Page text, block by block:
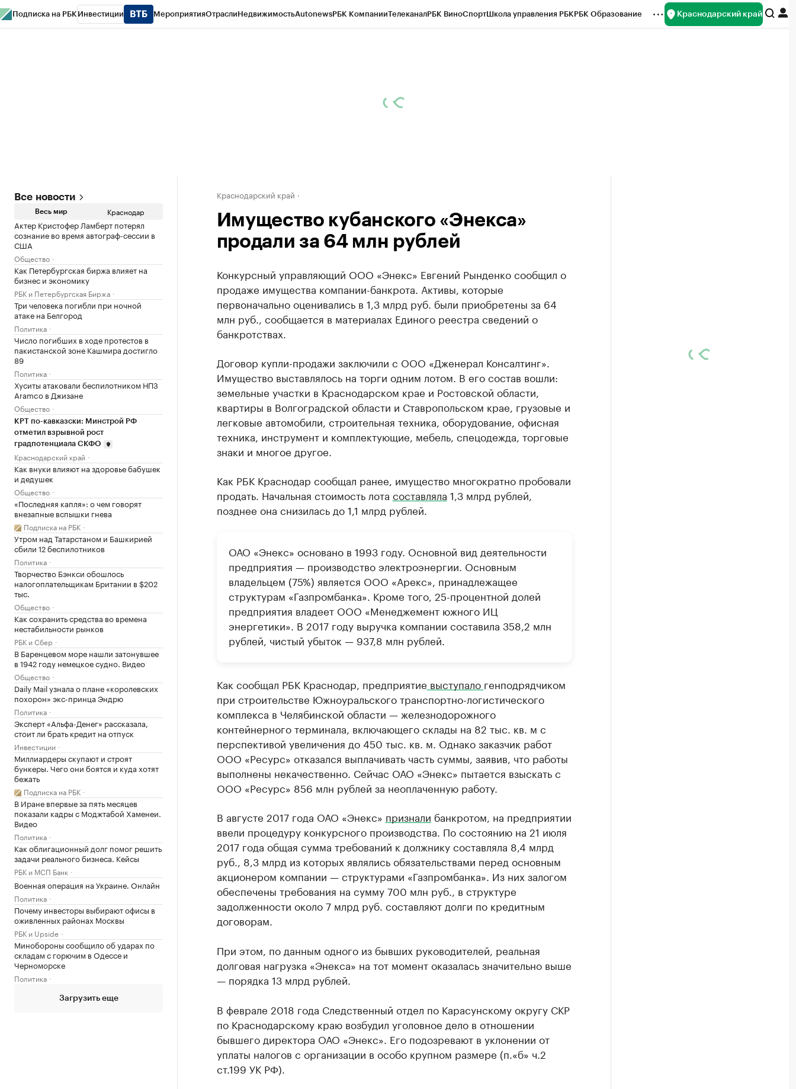
Подписка на РБК Инвестиции МероприятияОтраслиНедвижимостьAutonewsРБК КомпанииТелеканалРБК ВиноСпортШкола управления РБКРБК Образование Краснодарский край
Все новости
Весь мир Краснодар
Актер Кристофер Ламберт потерял
сознание во время автограф-сессии в
США
Общество
Как Петербургская биржа влияет на
бизнес и экономику
РБК и Петербургская Биржа
Три человека погибли при ночной
атаке на Белгород
Политика
Число погибших в ходе протестов в
пакистанской зоне Кашмира достигло
89
Политика
Хуситы атаковали беспилотником НПЗ
Aramco в Джизане
Общество
КРТ по-кавказски: Минстрой РФ
отметил взрывной рост
градпотенциала СКФО
Краснодарский край
Как внуки влияют на здоровье бабушек
и дедушек
Общество
«Последняя капля»: о чем говорят
внезапные вспышки гнева
Подписка на РБК
Утром над Татарстаном и Башкирией
сбили 12 беспилотников
Политика
Творчество Бэнкси обошлось
налогоплательщикам Британии в $202
тыс.
Общество
Как сохранить средства во времена
нестабильности рынков
РБК и Сбер
В Баренцевом море нашли затонувшее
в 1942 году немецкое судно. Видео
Общество
Daily Mail узнала о плане «королевских
похорон» экс-принца Эндрю
Политика
Эксперт «Альфа-Денег» рассказала,
стоит ли брать кредит на отпуск
Инвестиции
Миллиардеры скупают и строят
бункеры. Чего они боятся и куда хотят
бежать
Подписка на РБК
В Иране впервые за пять месяцев
показали кадры с Моджтабой Хаменеи.
Видео
Политика
Как облигационный долг помог решить
задачи реального бизнеса. Кейсы
РБК и МСП Банк
Военная операция на Украине. Онлайн
Политика
Почему инвесторы выбирают офисы в
оживленных районах Москвы
РБК и Upside
Минобороны сообщило об ударах по
складам с горючим в Одессе и
Черноморске
Политика
Загрузить еще
Краснодарский край
Имущество кубанского «Энекса»
продали за 64 млн рублей
Конкурсный управляющий ООО «Энекс» Евгений Рынденко сообщил о
продаже имущества компании-банкрота. Активы, которые
первоначально оценивались в 1,3 млрд руб. были приобретены за 64
млн руб., сообщается в материалах Единого реестра сведений о
банкротствах.
Договор купли-продажи заключили с ООО «Дженерал Консалтинг».
Имущество выставлялось на торги одним лотом. В его состав вошли:
земельные участки в Краснодарском крае и Ростовской области,
квартиры в Волгоградской области и Ставропольском крае, грузовые и
легковые автомобили, строительная техника, оборудование, офисная
техника, инструмент и комплектующие, мебель, спецодежда, торговые
знаки и многое другое.
Как РБК Краснодар сообщал ранее, имущество многократно пробовали
продать. Начальная стоимость лота составляла 1,3 млрд рублей,
позднее она снизилась до 1,1 млрд рублей.
ОАО «Энекс» основано в 1993 году. Основной вид деятельности
предприятия — производство электроэнергии. Основным
владельцем (75%) является ООО «Арекс», принадлежащее
структурам «Газпромбанка». Кроме того, 25-процентной долей
предприятия владеет ООО «Менеджемент южного ИЦ
энергетики». В 2017 году выручка компании составила 358,2 млн
рублей, чистый убыток — 937,8 млн рублей.
Как сообщал РБК Краснодар, предприятие выступало генподрядчиком
при строительстве Южноуральского транспортно-логистического
комплекса в Челябинской области — железнодорожного
контейнерного терминала, включающего склады на 82 тыс. кв. м с
перспективой увеличения до 450 тыс. кв. м. Однако заказчик работ
ООО «Ресурс» отказался выплачивать часть суммы, заявив, что работы
выполнены некачественно. Сейчас ОАО «Энекс» пытается взыскать с
ООО «Ресурс» 856 млн рублей за неоплаченную работу.
В августе 2017 года ОАО «Энекс» признали банкротом, на предприятии
ввели процедуру конкурсного производства. По состоянию на 21 июля
2017 года общая сумма требований к должнику составляла 8,4 млрд
руб., 8,3 млрд из которых являлись обязательствами перед основным
акционером компании — структурами «Газпромбанка». Из них залогом
обеспечены требования на сумму 700 млн руб., в структуре
задолженности около 7 млрд руб. составляют долги по кредитным
договорам.
При этом, по данным одного из бывших руководителей, реальная
долговая нагрузка «Энекса» на тот момент оказалась значительно выше
— порядка 13 млрд рублей.
В феврале 2018 года Следственный отдел по Карасунскому округу СКР
по Краснодарскому краю возбудил уголовное дело в отношении
бывшего директора ОАО «Энекс». Его подозревают в уклонении от
уплаты налогов с организации в особо крупном размере (п.«б» ч.2
ст.199 УК РФ).